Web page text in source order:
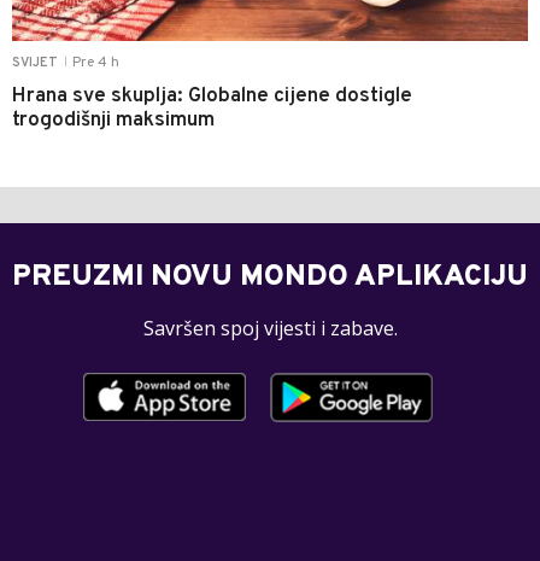
SVIJET Pre 4 h
Hrana sve skuplja: Globalne cijene dostigle
trogodišnji maksimum
PREUZMI NOVU MONDO APLIKACIJU
Savršen spoj vijesti i zabave.